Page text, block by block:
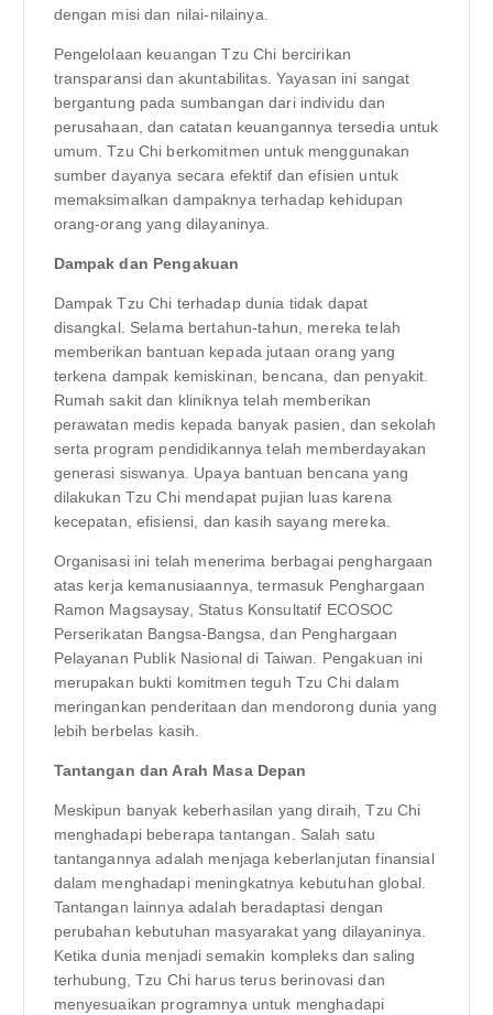
dengan misi dan nilai-nilainya.
Pengelolaan keuangan Tzu Chi bercirikan
transparansi dan akuntabilitas. Yayasan ini sangat
bergantung pada sumbangan dari individu dan
perusahaan, dan catatan keuangannya tersedia untuk
umum. Tzu Chi berkomitmen untuk menggunakan
sumber dayanya secara efektif dan efisien untuk
memaksimalkan dampaknya terhadap kehidupan
orang-orang yang dilayaninya.
Dampak dan Pengakuan
Dampak Tzu Chi terhadap dunia tidak dapat
disangkal. Selama bertahun-tahun, mereka telah
memberikan bantuan kepada jutaan orang yang
terkena dampak kemiskinan, bencana, dan penyakit.
Rumah sakit dan kliniknya telah memberikan
perawatan medis kepada banyak pasien, dan sekolah
serta program pendidikannya telah memberdayakan
generasi siswanya. Upaya bantuan bencana yang
dilakukan Tzu Chi mendapat pujian luas karena
kecepatan, efisiensi, dan kasih sayang mereka.
Organisasi ini telah menerima berbagai penghargaan
atas kerja kemanusiaannya, termasuk Penghargaan
Ramon Magsaysay, Status Konsultatif ECOSOC
Perserikatan Bangsa-Bangsa, dan Penghargaan
Pelayanan Publik Nasional di Taiwan. Pengakuan ini
merupakan bukti komitmen teguh Tzu Chi dalam
meringankan penderitaan dan mendorong dunia yang
lebih berbelas kasih.
Tantangan dan Arah Masa Depan
Meskipun banyak keberhasilan yang diraih, Tzu Chi
menghadapi beberapa tantangan. Salah satu
tantangannya adalah menjaga keberlanjutan finansial
dalam menghadapi meningkatnya kebutuhan global.
Tantangan lainnya adalah beradaptasi dengan
perubahan kebutuhan masyarakat yang dilayaninya.
Ketika dunia menjadi semakin kompleks dan saling
terhubung, Tzu Chi harus terus berinovasi dan
menyesuaikan programnya untuk menghadapi